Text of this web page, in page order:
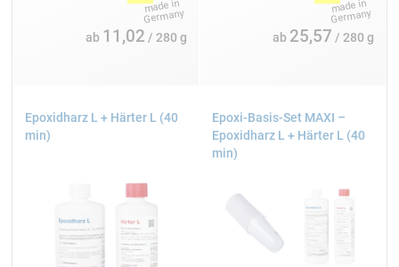
ab 11,02 / 280 g ab 25,57 / 280 g
Epoxidharz L + Härter L (40
min)
Epoxi-Basis-Set MAXI –
Epoxidharz L + Härter L (40
min)